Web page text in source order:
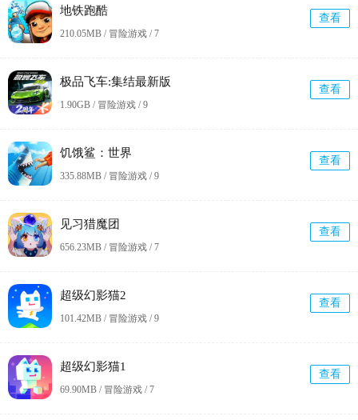
地铁跑酷
210.05MB / 冒险游戏 /7
查看
极品飞车:集结最新版
1.90GB / 冒险游戏 /9
查看
饥饿鲨：世界
335.88MB / 冒险游戏 /9
查看
见习猎魔团
656.23MB / 冒险游戏 /7
查看
超级幻影猫2
101.42MB / 冒险游戏 /9
查看
超级幻影猫1
69.90MB / 冒险游戏 /7
查看